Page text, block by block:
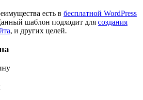
есть в бесплатной WordPress
шаблон подходит для создания
, и других целей.